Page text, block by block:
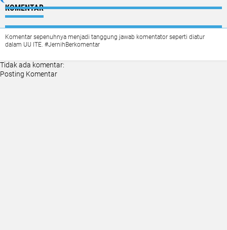
KOMENTAR
Komentar sepenuhnya menjadi tanggung jawab komentator seperti diatur
dalam UU ITE. #JernihBerkomentar
Tidak ada komentar:
Posting Komentar